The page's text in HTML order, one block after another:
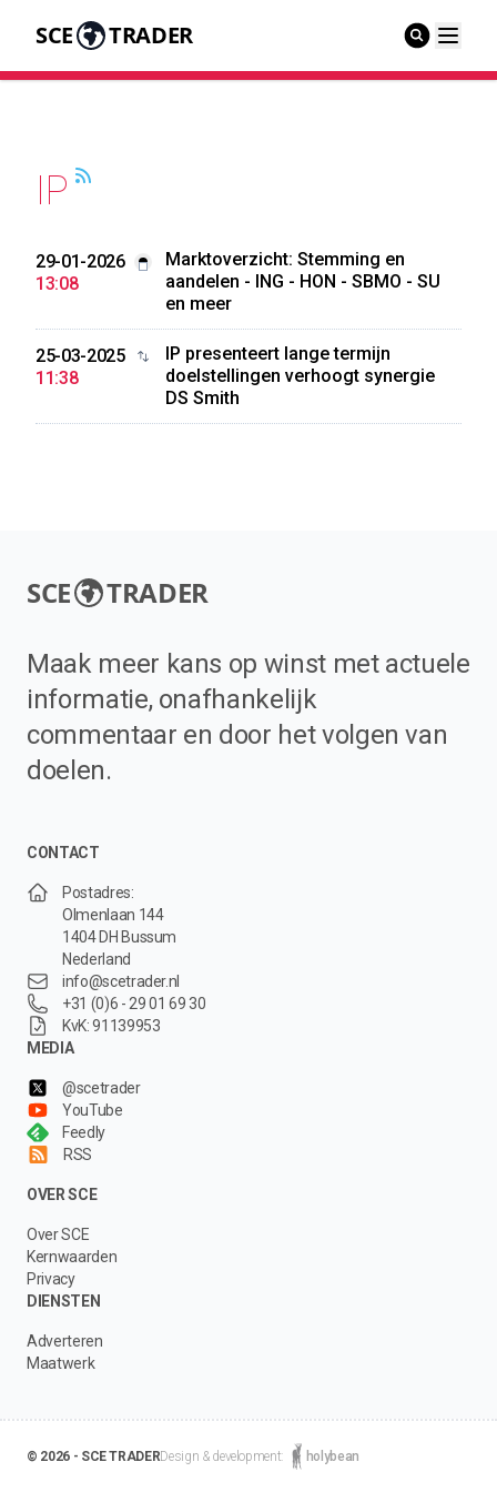
SCE TRADER
IP
29-01-2026
13:08
Marktoverzicht: Stemming en
aandelen - ING - HON - SBMO - SU
en meer
25-03-2025
11:38
IP presenteert lange termijn
doelstellingen verhoogt synergie
DS Smith
SCE TRADER
Maak meer kans op winst met actuele
informatie, onafhankelijk
commentaar en door het volgen van
doelen.
CONTACT
Postadres:
Olmenlaan 144
1404 DH Bussum
Nederland
info@scetrader.nl
+31 (0)6 - 29 01 69 30
KvK: 91139953
MEDIA
@scetrader
YouTube
Feedly
RSS
OVER SCE
Over SCE
Kernwaarden
Privacy
DIENSTEN
Adverteren
Maatwerk
© 2026 - SCE TRADERDesign & development: holybean